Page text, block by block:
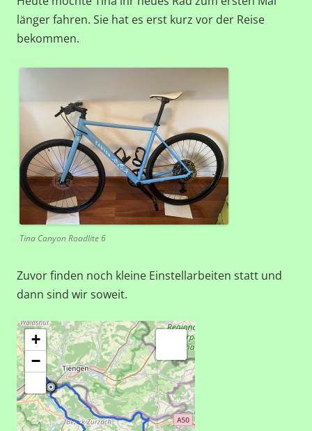
länger fahren. Sie hat es erst kurz vor der Reise
bekommen.
Tina Canyon Roadlite 6
Zuvor finden noch kleine Einstellarbeiten statt und
dann sind wir soweit.
+
−